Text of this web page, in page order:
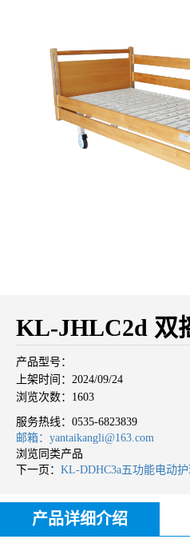
KL-JHLC2d 双
产品型号：
上架时间：2024/09/24
浏览次数：1603
服务热线： 0535-6823839
邮箱：yantaikangli@163.com
浏览同类产品
下一页： KL-DDHC3a五功能电动
产品详细介绍